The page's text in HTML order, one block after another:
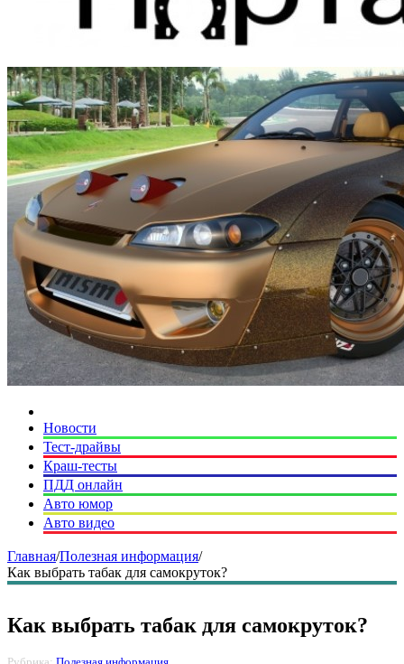
Новости
Тест-драйвы
Краш-тесты
ПДД онлайн
Авто юмор
Авто видео
Главная/Полезная информация/
Как выбрать табак для самокруток?
Как выбрать табак для самокруток?